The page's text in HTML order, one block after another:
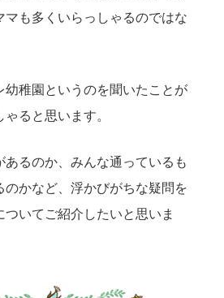
マも多くいらっしゃるのではな
幼稚園というのを聞いたことが
ると思います。
あるのか、みんな通っているも
のかなど、浮かびがちな疑問を
いてご紹介したいと思いま